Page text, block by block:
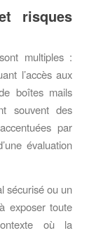
risques
multiples :
l’accès aux
boîtes mails
souvent des
par
évaluation
sécurisé ou un
exposer toute
où la